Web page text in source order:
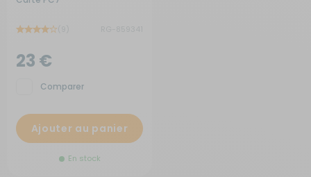
23 €
Comparer
Ajouter au panier
En stock